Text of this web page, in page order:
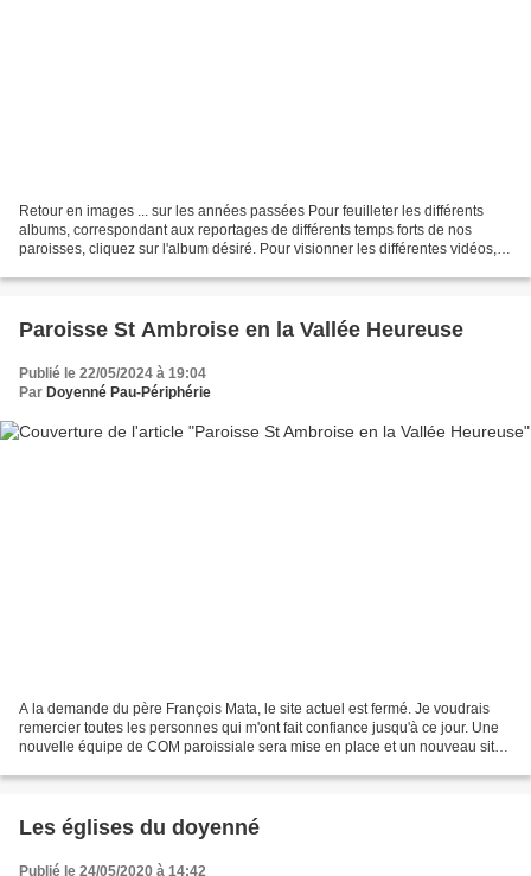
Retour en images ... sur les années passées Pour feuilleter les différents
albums, correspondant aux reportages de différents temps forts de nos
paroisses, cliquez sur l'album désiré. Pour visionner les différentes vidéos,
Paroisse St Ambroise en la Vallée Heureuse
Publié le 22/05/2024 à 19:04
Par Doyenné Pau-Périphérie
A la demande du père François Mata, le site actuel est fermé. Je voudrais
remercier toutes les personnes qui m'ont fait confiance jusqu'à ce jour. Une
nouvelle équipe de COM paroissiale sera mise en place et un nouveau site
Les églises du doyenné
Publié le 24/05/2020 à 14:42